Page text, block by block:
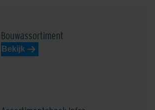
Bouwassortiment
Bekijk